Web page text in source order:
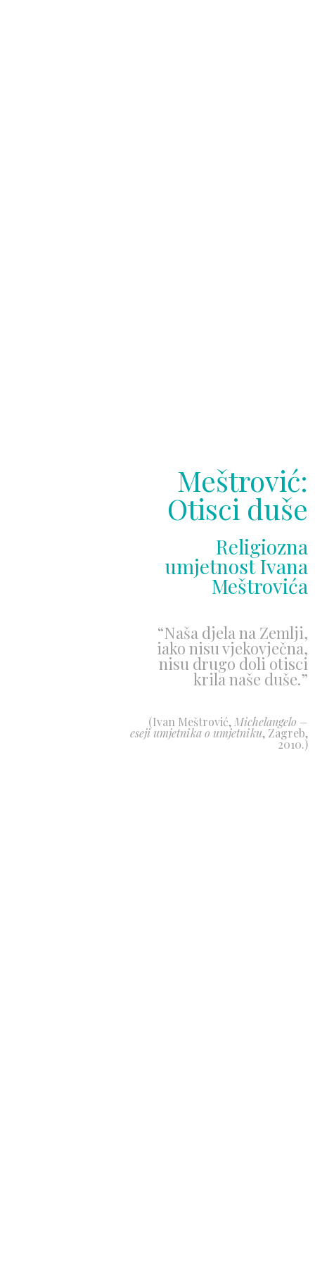
Meštrović:
Otisci duše
Religiozna
umjetnost Ivana
Meštrovića
“Naša djela na Zemlji,
iako nisu vjekovječna,
nisu drugo doli otisci
krila naše duše.”
(Ivan Meštrović, Michelangelo –
eseji umjetnika o umjetniku, Zagreb,
2010.)